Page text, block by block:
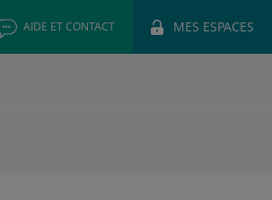
AIDE ET CONTACT MES ESPACES